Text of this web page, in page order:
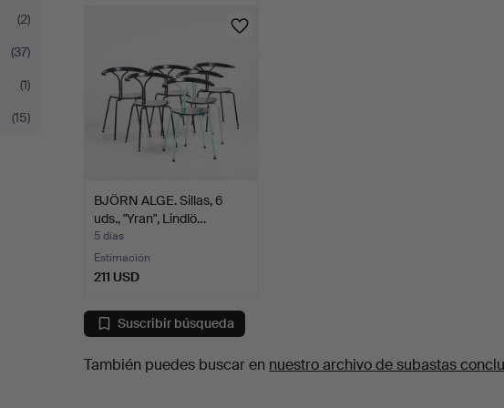
(2)
(37)
(1)
(15)
BJÖRN ALGE. Sillas, 6
uds., "Yran", Lindlö…
5 días
Estimación
211 USD
Suscribir búsqueda
También puedes buscar en nuestro archivo de subastas